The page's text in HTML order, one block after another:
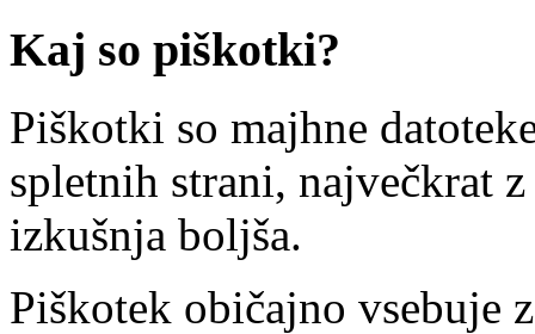
Kaj so piškotki?
Piškotki so majhne
spletnih strani, največkrat
izkušnja boljša.
Piškotek običajno vsebuje